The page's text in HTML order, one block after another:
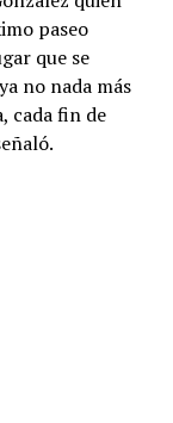
paseo
que se
no nada más
cada fin de